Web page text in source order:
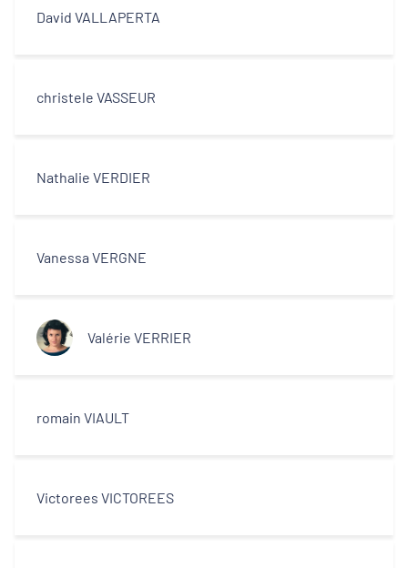
David VALLAPERTA
christele VASSEUR
Nathalie VERDIER
Vanessa VERGNE
Valérie VERRIER
romain VIAULT
Victorees VICTOREES